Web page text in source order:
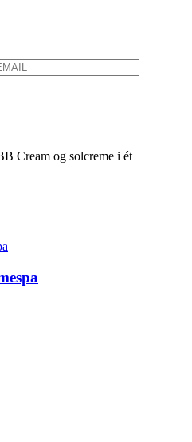
Cream og solcreme i ét